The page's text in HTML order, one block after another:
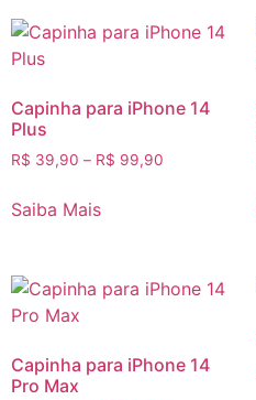
Capinha para iPhone 14
Plus
R$ 39,90 – R$ 99,90
Saiba Mais
Capinha para iPhone 14
Pro Max